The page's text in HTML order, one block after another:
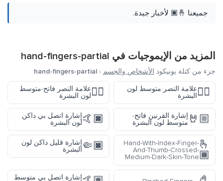
جميعنا 🤞🏿 لأخبار جيدة.
المزيد من الإيموجيات في hand-fingers-partial
جزء من كتلة يونيكود الأشخاص والجسم ›
hand-fingers-partial
✌🏽علامة النصر متوسط لون
البشرة
✌🏼علامة النصر فاتح-متوسط
لون البشرة
🤘🏼 إشارة القرنين فاتح-
متوسط لون البشرة
🤙🏿إشارة اتصل بي داكن
لون البشرة
🫰
🏾
Hand-With-Index-Finger-
And-Thumb-Crossed-
Medium-Dark-Skin-Tone
🤏🏿إشارة قليل داكن لون
البشرة
إشارة اتصل بي متوسط